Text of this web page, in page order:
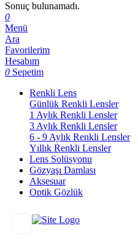
Sonuç bulunamadı.
0
Menü
Ara
Favorilerim
Hesabım
0 Sepetim
Renkli Lens
Günlük Renkli Lensler
1 Aylık Renkli Lensler
3 Aylık Renkli Lensler
6 - 9 Aylık Renkli Lensler
Yıllık Renkli Lensler
Lens Solüsyonu
Gözyaşı Damlası
Aksesuar
Optik Gözlük